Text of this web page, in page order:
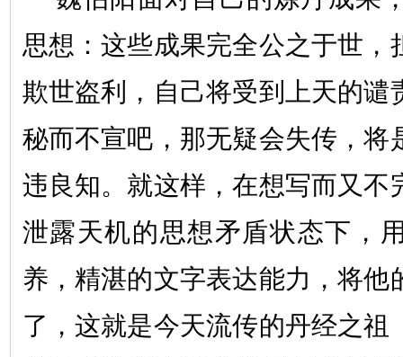
思想：这些成果完全公之于世，
欺世盗利，自己将受到上天的谴
秘而不宣吧，那无疑会失传，将
违良知。就这样，在想写而又不
泄露天机的思想矛盾状态下，
养，精湛的文字表达能力，将他
了，这就是今天流传的丹经之祖